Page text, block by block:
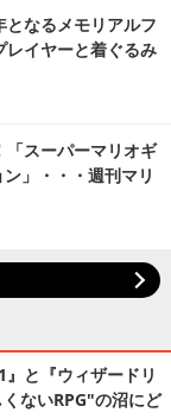
となるメモリアルフ
レイヤーと着ぐるみ
「スーパーマリオギ
」・・・週刊マリ
』と『ウィザードリ
ないRPG"の沼にど